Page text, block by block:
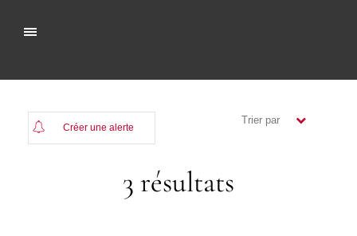
Créer une alerte
3 résultats
Trier par